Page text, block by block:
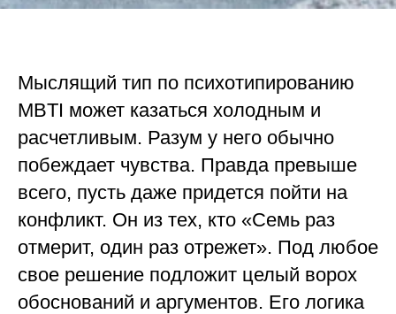
Мыслящий тип по психотипированию
MBTI может казаться холодным и
расчетливым. Разум у него обычно
побеждает чувства. Правда превыше
всего, пусть даже придется пойти на
конфликт. Он из тех, кто «Семь раз
отмерит, один раз отрежет». Под любое
свое решение подложит целый ворох
обоснований и аргументов. Его логика